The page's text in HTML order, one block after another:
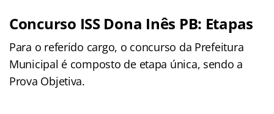
Concurso ISS Dona Inês PB: Etapas
Para o referido cargo, o concurso da Prefeitura
Municipal é composto de etapa única, sendo a
Prova Objetiva.